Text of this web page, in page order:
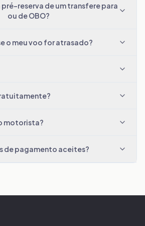
reserva de um transfere para
ou de OBO?
o meu voo for atrasado?
motorista?
de pagamento aceites?